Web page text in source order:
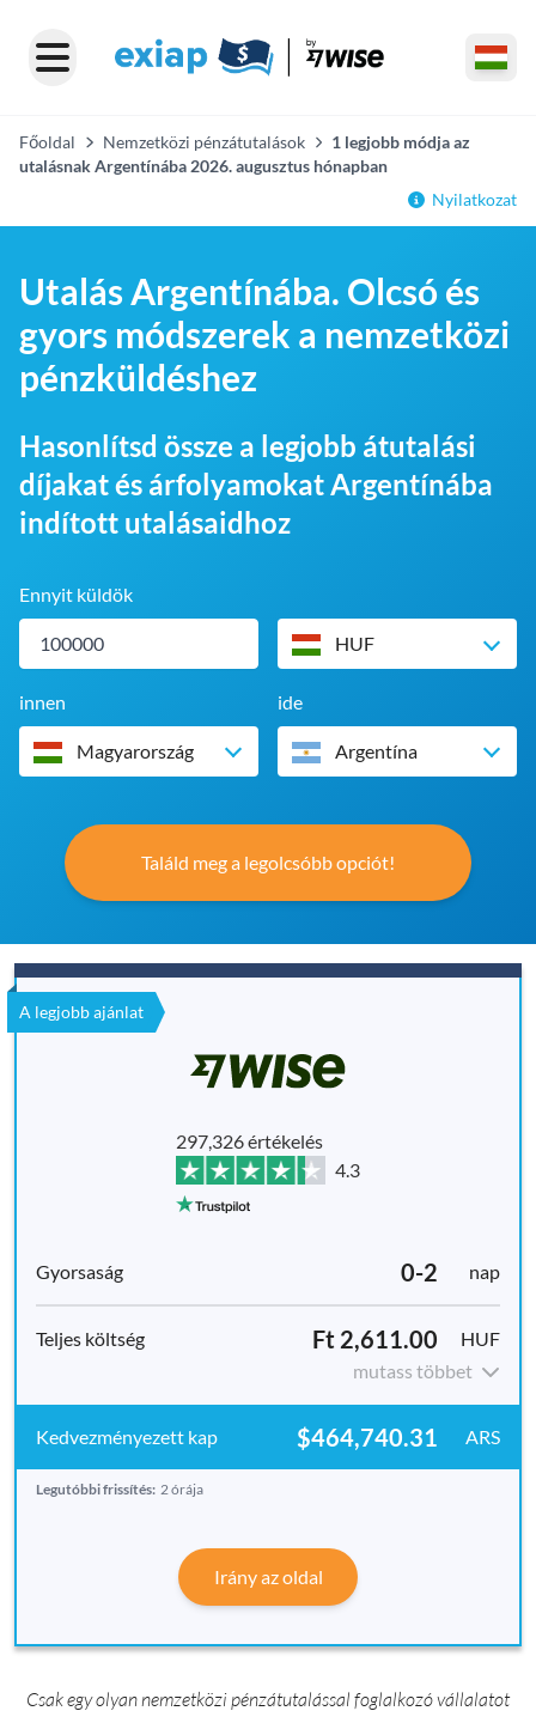
Főoldal Nemzetközi pénzátutalások
1 legjobb módja az
utalásnak Argentínába 2026. augusztus hónapban
Nyilatkozat
Utalás Argentínába. Olcsó és
gyors módszerek a nemzetközi
pénzküldéshez
Hasonlítsd össze a legjobb átutalási
díjakat és árfolyamokat Argentínába
indított utalásaidhoz
Ennyit küldök
HUF
innen
Magyarország
ide
Argentína
Találd meg a legolcsóbb opciót!
A legjobb ajánlat
297,326 értékelés
4.3
0-2 nap
Ft 2,611.00
HUF
mutass többet
$464,740.31 ARS
Legutóbbi frissítés: 2 órája
Irány az oldal
Csak egy olyan nemzetközi pénzátutalással foglalkozó vállalatot